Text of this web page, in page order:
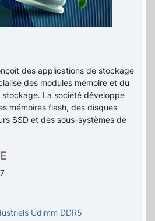
des applications de stockage
des modules mémoire et du
La société développe
mémoires flash, des disques
SSD et des sous-systèmes de
Udimm DDR5